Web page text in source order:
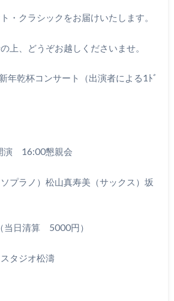
・クラシックをお届けいたします。
上、どうぞお越しくださいませ。
年乾杯コンサート（出演者による1ﾄﾞ
演 16:00懇親会
プラノ）松山真寿美（サックス）坂
日清算 5000円）
タジオ松濤